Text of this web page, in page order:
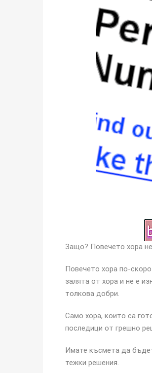
Защо? Повечето хора
Повечето хора по-
залята от хора и не е
толкова добри.
Само хора, които са
последици от грешно
Имате късмета да
тежки решения.